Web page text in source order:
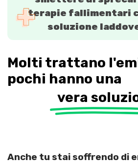
terapie fallimentari
soluzione
Molti trattano
pochi hanno una
vera
Anche tu stai soffrendo di